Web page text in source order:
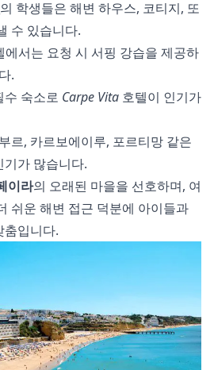
학생들은 해변 하우스, 코티지, 또
수 있습니다.
에서는 요청 시 서핑 강습을 제공하
.
수 숙소로 Carpe Vita 호텔이 인기가
르, 카르보에이루, 포르티망 같은
기가 많습니다.
이라의 오래된 마을을 선호하며, 여
쉬운 해변 접근 덕분에 아이들과
춤입니다.